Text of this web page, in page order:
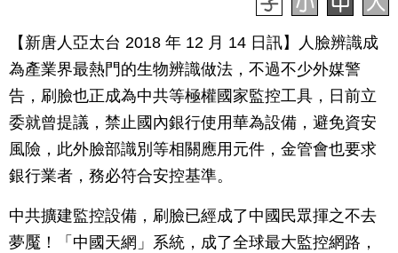
【新唐人亞太台 2018 年 12 月 14 日訊】人臉辨識成
為產業界最熱門的生物辨識做法，不過不少外媒警
告，刷臉也正成為中共等極權國家監控工具，日前立
委就曾提議，禁止國內銀行使用華為設備，避免資安
風險，此外臉部識別等相關應用元件，金管會也要求
銀行業者，務必符合安控基準。
中共擴建監控設備，刷臉已經成了中國民眾揮之不去
夢魘！「中國天網」系統，成了全球最大監控網路，